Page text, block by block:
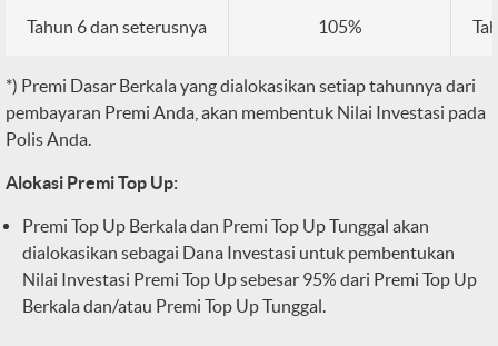
Tahun 6 dan seterusnya 105%
*) Premi Dasar Berkala yang dialokasikan setiap tahunnya dari
pembayaran Premi Anda, akan membentuk Nilai Investasi pada
Polis Anda.
Alokasi Premi Top Up:
Premi Top Up Berkala dan Premi Top Up Tunggal akan
dialokasikan sebagai Dana Investasi untuk pembentukan
Nilai Investasi Premi Top Up sebesar 95% dari Premi Top Up
Berkala dan/atau Premi Top Up Tunggal.